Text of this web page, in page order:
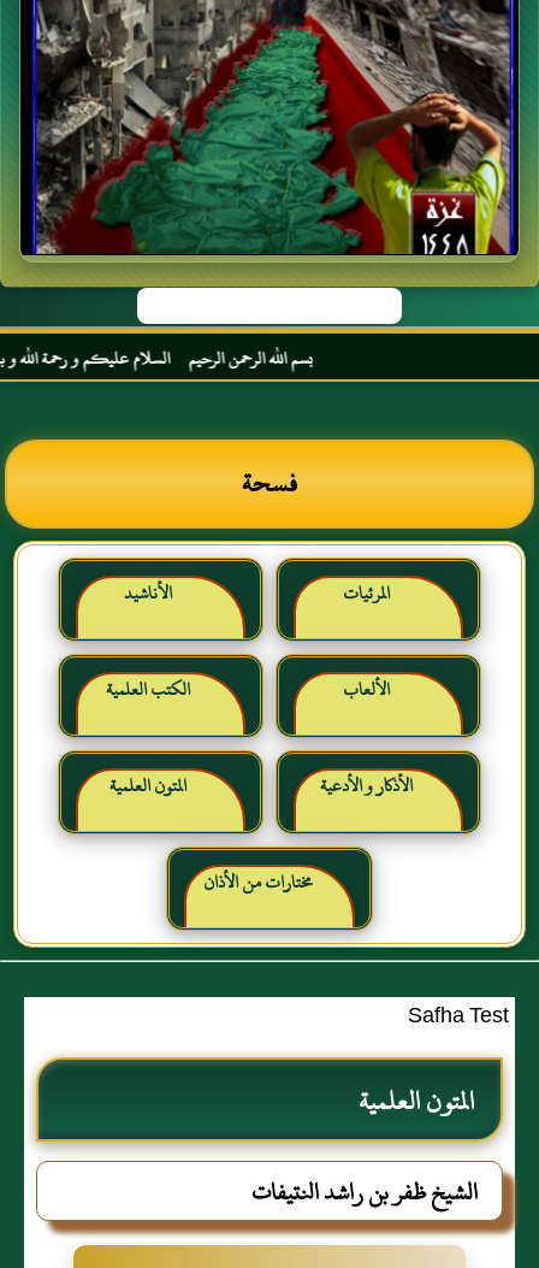
بسم الله الرحمن الرحيم السلام عليكم و رحمة الله و
فسحة
المرئيات الأناشيد
الألعاب الكتب العلمية
الأذكار و الأدعية المتون العلمية
مختارات من الأذان
Safha Test
المتون العلمية
الشيخ ظفر بن راشد النتيفات